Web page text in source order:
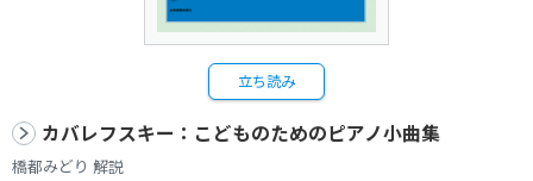
立ち読み
カバレフスキー：こどものためのピアノ小曲集
橋都みどり 解説